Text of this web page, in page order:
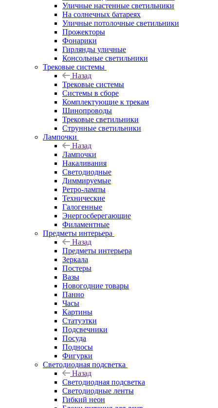
Уличные настенные светильники
На солнечных батареях
Уличные потолочные светильники
Прожекторы
Фонарики
Гирлянды уличные
Консольные светильники
Трековые системы
Назад
Трековые системы
Системы в сборе
Комплектующие к трекам
Шинопроводы
Трековые светильники
Струнные светильники
Лампочки
Назад
Лампочки
Накаливания
Светодиодные
Диммируемые
Ретро-лампы
Технические
Галогенные
Энергосберегающие
Филаментные
Предметы интерьера
Назад
Предметы интерьера
Зеркала
Постеры
Вазы
Новогодние товары
Панно
Часы
Картины
Статуэтки
Подсвечники
Посуда
Подносы
Фигурки
Светодиодная подсветка
Назад
Светодиодная подсветка
Светодиодные ленты
Гибкий неон